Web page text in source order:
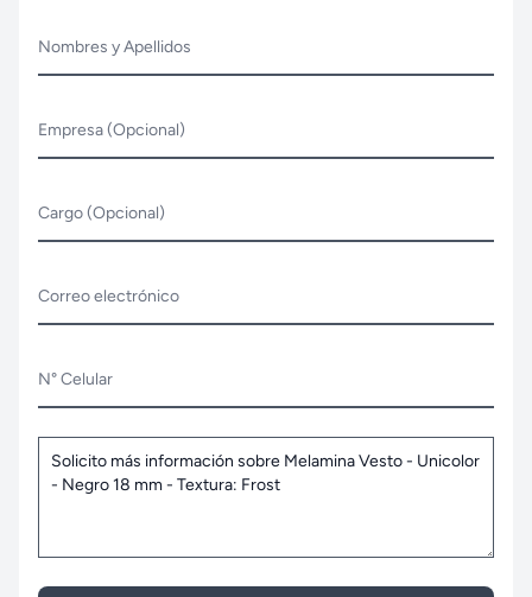
Nombres y Apellidos
Empresa (Opcional)
Cargo (Opcional)
Correo electrónico
N° Celular